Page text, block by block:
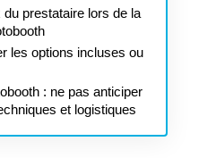
du prestataire lors de la
les options incluses ou
: ne pas anticiper
et logistiques